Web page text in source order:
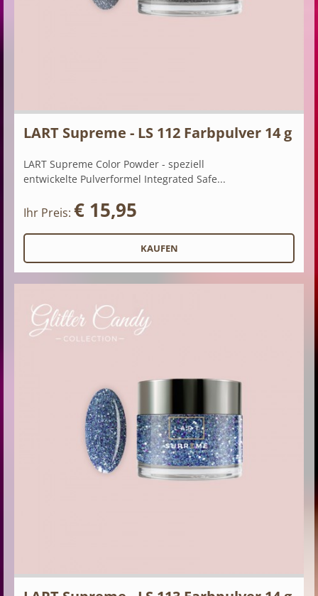
LART Supreme - LS 112 Farbpulver 14 g
LART Supreme Color Powder - speziell
entwickelte Pulverformel Integrated Safe...
Ihr Preis: € 15,95